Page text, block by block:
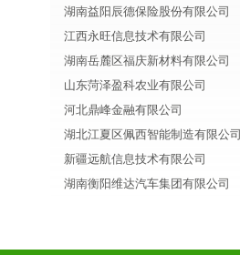
湖南益阳辰德保险股份有限公司
江西永旺信息技术有限公司
湖南岳麓区福庆新材料有限公司
山东菏泽盈科农业有限公司
河北鼎峰金融有限公司
湖北江夏区佩西智能制造有限公司
新疆远航信息技术有限公司
湖南衡阳维达汽车集团有限公司